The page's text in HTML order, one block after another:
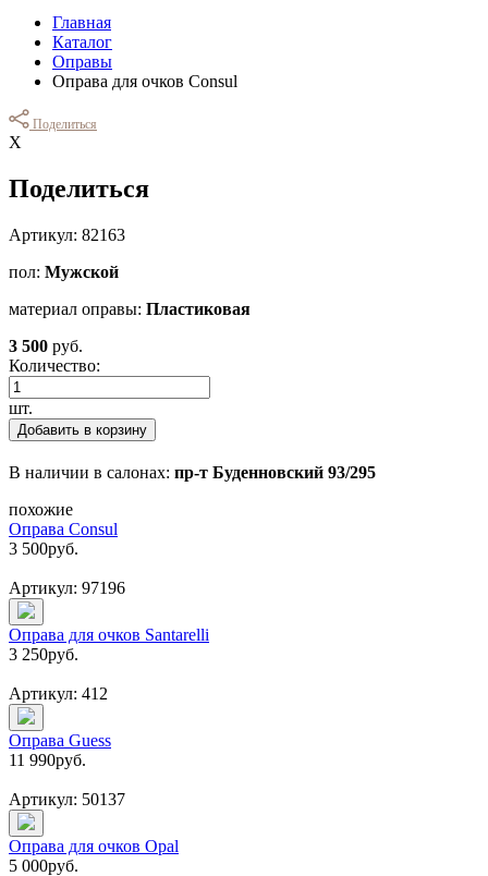
Главная
Каталог
Оправы
Оправа для очков Consul
Поделиться
Х
Поделиться
Артикул: 82163
пол: Мужской
материал оправы: Пластиковая
3 500 руб.
Количество:
шт.
Добавить в корзину
В наличии в салонах: пр-т Буденновский 93/295
похожие
Оправа Consul
3 500руб.
Артикул: 97196
Оправа для очков Santarelli
3 250руб.
Артикул: 412
Оправа Guess
11 990руб.
Артикул: 50137
Оправа для очков Opal
5 000руб.